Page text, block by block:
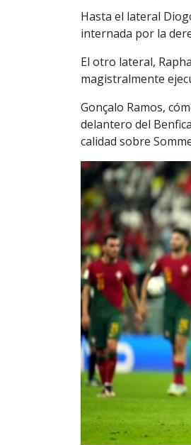
Hasta el lateral
internada por la
El otro lateral,
magistralmente
Gonçalo Ramos,
delantero del
calidad sobre